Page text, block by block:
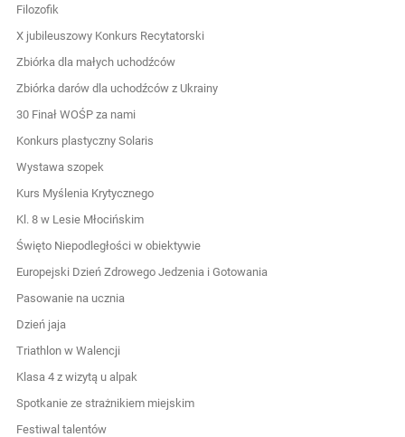
Filozofik
X jubileuszowy Konkurs Recytatorski
Zbiórka dla małych uchodźców
Zbiórka darów dla uchodźców z Ukrainy
30 Finał WOŚP za nami
Konkurs plastyczny Solaris
Wystawa szopek
Kurs Myślenia Krytycznego
Kl. 8 w Lesie Młocińskim
Święto Niepodległości w obiektywie
Europejski Dzień Zdrowego Jedzenia i Gotowania
Pasowanie na ucznia
Dzień jaja
Triathlon w Walencji
Klasa 4 z wizytą u alpak
Spotkanie ze strażnikiem miejskim
Festiwal talentów